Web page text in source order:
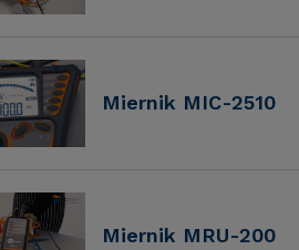
Miernik MIC-2510
Miernik MRU-200